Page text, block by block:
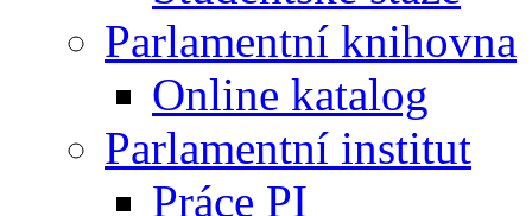
Parlamentní knihovna
Online katalog
Parlamentní institut
Práce PI